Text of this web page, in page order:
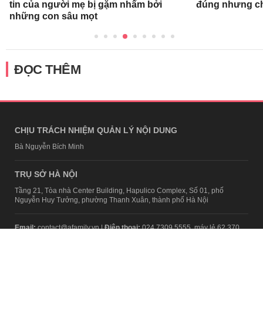
tin của người mẹ bị gặm nhấm bởi
những con sâu mọt
đúng nhưng
ĐỌC THÊM
CHỊU TRÁCH NHIỆM QUẢN LÝ NỘI DUNG
Bà Nguyễn Bích Minh
TRỤ SỞ HÀ NỘI
Tầng 21, Tòa nhà Center Building, Hapulico Complex, Số 01, phố
Nguyễn Huy Tưởng, phường Thanh Xuân, thành phố Hà Nội
Email:contact@afamily.vn |Điện thoại:024 7309 5555, máy lẻ 62.370